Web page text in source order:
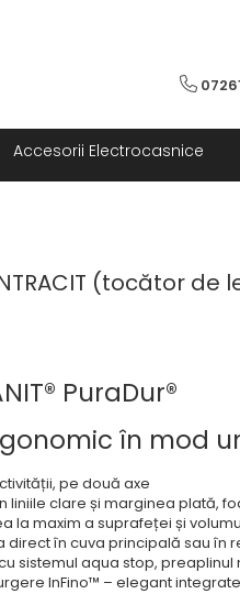
Accesorii Electrocasnice
(tocător de
PuraDur®
în mod
pe două axe
liniile clare și marginea plată,
la maxim a suprafeței și
direct în cuva principală sau în
sistemul aqua stop, preaplinul
InFino™ – elegant